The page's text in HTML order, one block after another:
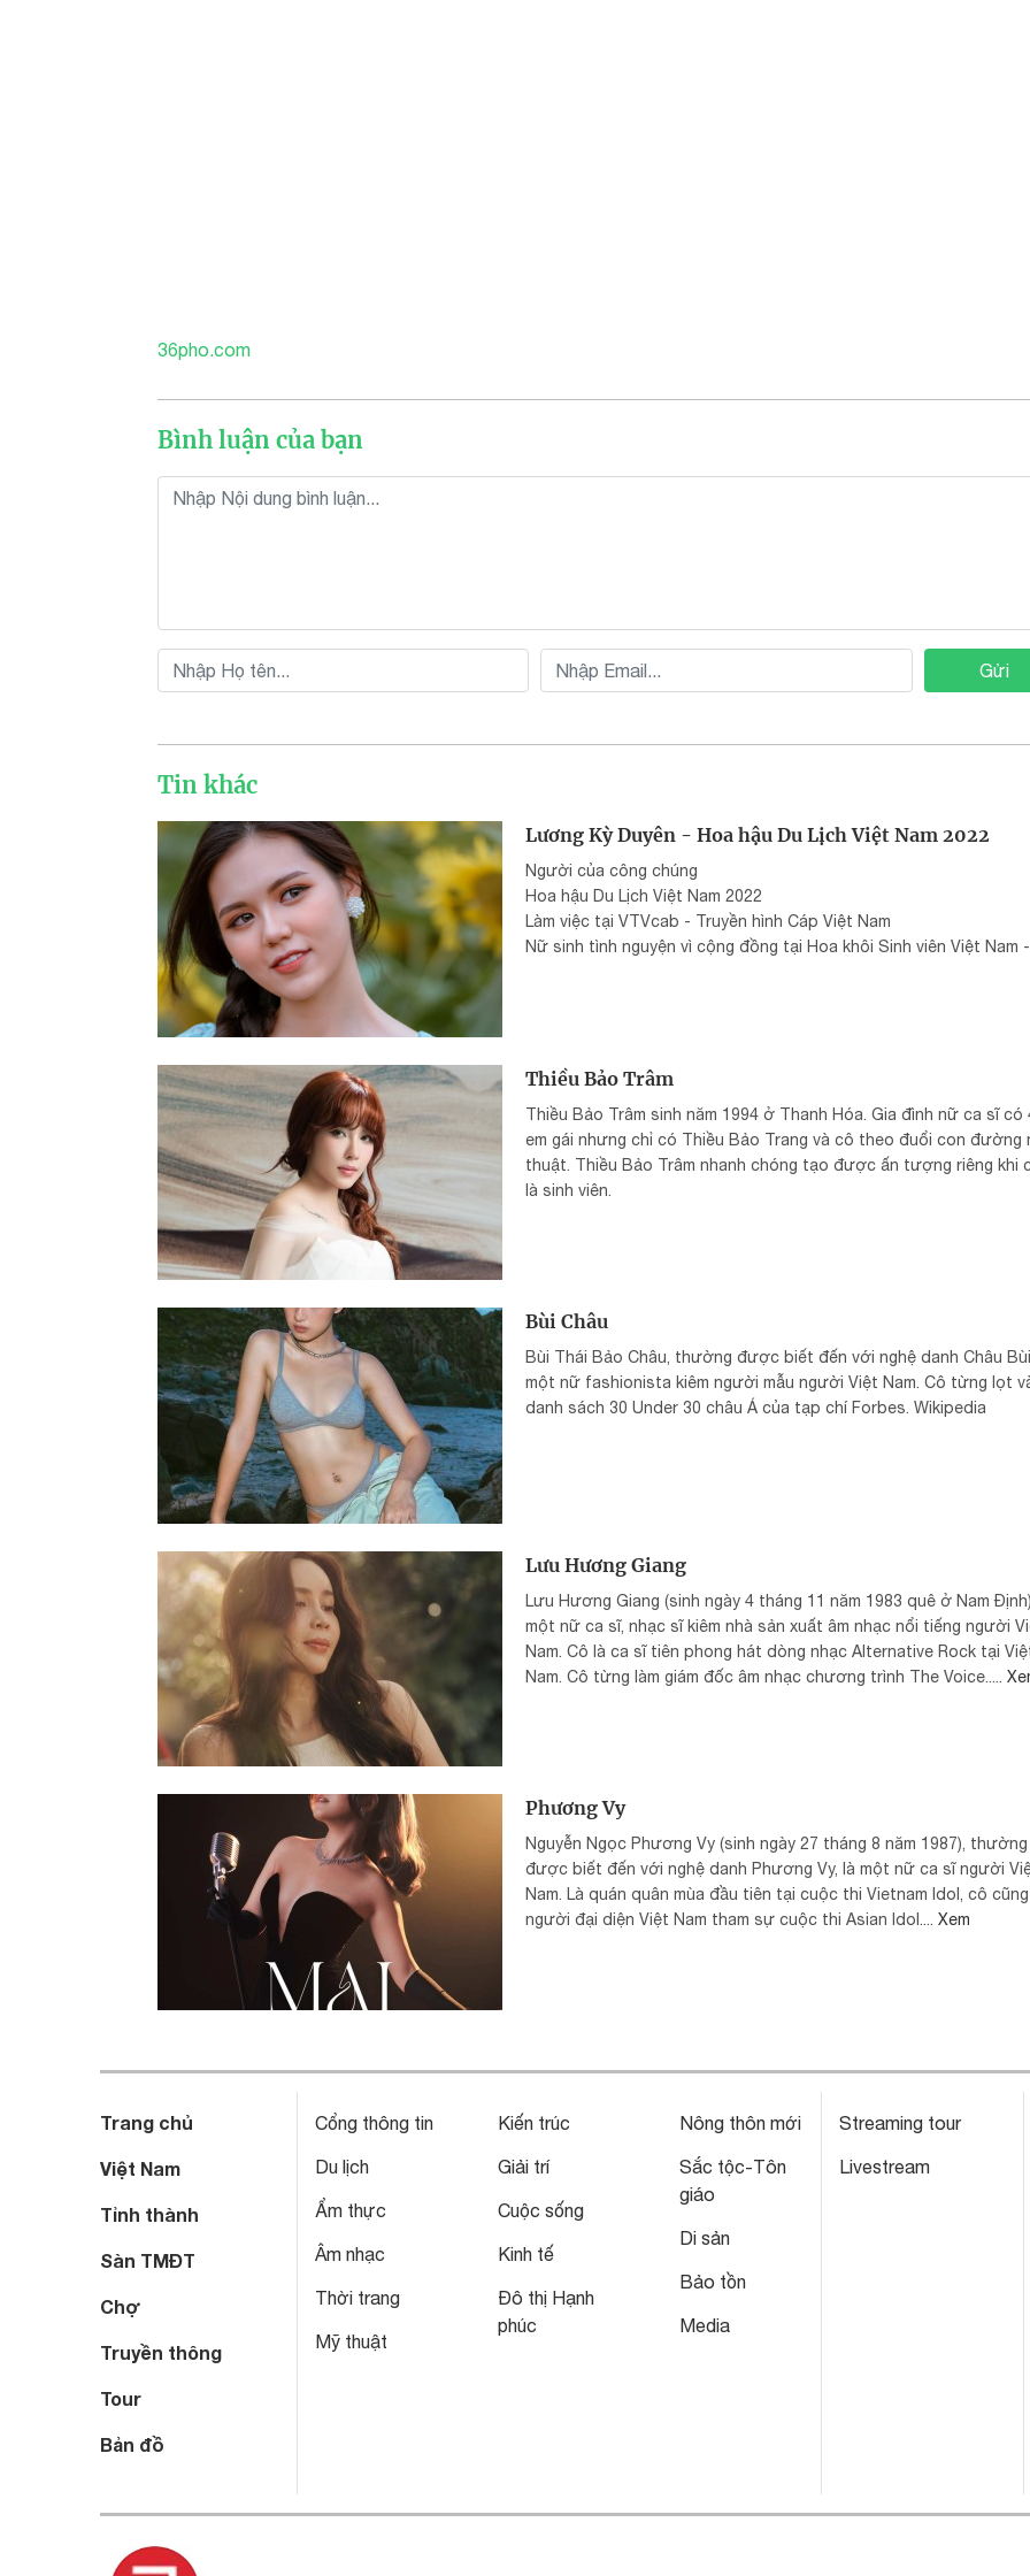
36pho.com
Bình luận của bạn
Gửi
Tin khác
Lương Kỳ Duyên - Hoa hậu Du Lịch Việt Nam 2022
Người của công chúng
Hoa hậu Du Lịch Việt Nam 2022
Làm việc tại VTVcab - Truyền hình Cáp Việt Nam
Nữ sinh tình nguyện vì cộng đồng tại Hoa khôi Sinh viên Việt Nam -
Thiều Bảo Trâm
Thiều Bảo Trâm sinh năm 1994 ở Thanh Hóa. Gia đình nữ ca sĩ có
em gái nhưng chỉ có Thiều Bảo Trang và cô theo đuổi con đường
thuật. Thiều Bảo Trâm nhanh chóng tạo được ấn tượng riêng khi
là sinh viên.
Bùi Châu
Bùi Thái Bảo Châu, thường được biết đến với nghệ danh Châu
một nữ fashionista kiêm người mẫu người Việt Nam. Cô từng lọt
danh sách 30 Under 30 châu Á của tạp chí Forbes. Wikipedia
Lưu Hương Giang
Lưu Hương Giang (sinh ngày 4 tháng 11 năm 1983 quê ở Nam
một nữ ca sĩ, nhạc sĩ kiêm nhà sản xuất âm nhạc nổi tiếng người
Nam. Cô là ca sĩ tiên phong hát dòng nhạc Alternative Rock tại
Nam. Cô từng làm giám đốc âm nhạc chương trình The Voice.....
Phương Vy
Nguyễn Ngọc Phương Vy (sinh ngày 27 tháng 8 năm 1987), thường
được biết đến với nghệ danh Phương Vy, là một nữ ca sĩ người
Nam. Là quán quân mùa đầu tiên tại cuộc thi Vietnam Idol, cô
người đại diện Việt Nam tham sự cuộc thi Asian Idol.... Xem
Trang chủ
Việt Nam
Tỉnh thành
Sàn TMĐT
Chợ
Truyền thông
Tour
Bản đồ
Cổng thông tin
Du lịch
Ẩm thực
Âm nhạc
Thời trang
Mỹ thuật
Kiến trúc
Giải trí
Cuộc sống
Kinh tế
Đô thị Hạnh
phúc
Nông thôn mới
Sắc tộc-Tôn
giáo
Di sản
Bảo tồn
Media
Streaming tour
Livestream